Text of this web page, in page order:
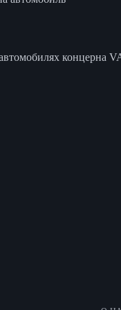
концерна